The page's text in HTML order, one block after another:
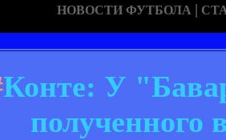
НОВОСТИ ФУТБОЛА |
Конте: У
полученного